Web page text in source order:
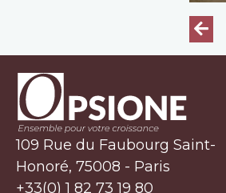
109 Rue du Faubourg Saint-
Honoré, 75008 - Paris
+33(0) 1 82 73 19 80